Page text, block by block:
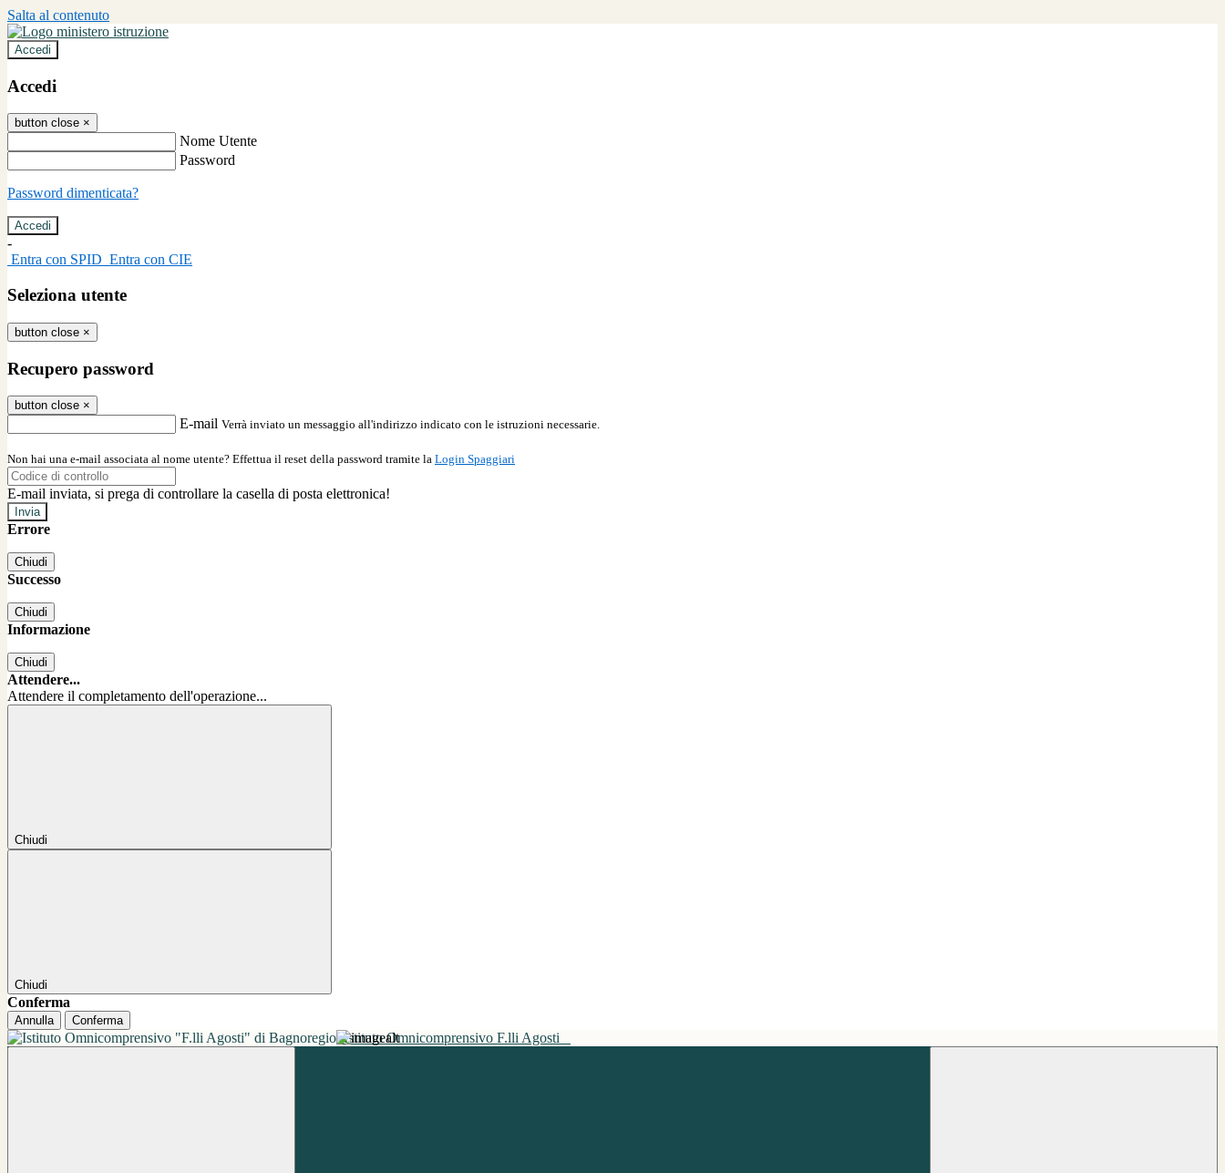
Salta al contenuto
Accedi
Accedi
button close ×
Nome Utente
Password
Password dimenticata?
-
Entra con SPID Entra con CIE
Seleziona utente
button close ×
Recupero password
button close ×
E-mail Verrà inviato un messaggio all'indirizzo indicato con le istruzioni necessarie.
Non hai una e-mail associata al nome utente? Effettua il reset della password tramite la Login Spaggiari
E-mail inviata, si prega di controllare la casella di posta elettronica!
Errore
Chiudi
Successo
Chiudi
Informazione
Chiudi
Attendere...
Attendere il completamento dell'operazione...
Chiudi
Chiudi
Conferma
Annulla Conferma
Istituto Omnicomprensivo F.lli Agosti